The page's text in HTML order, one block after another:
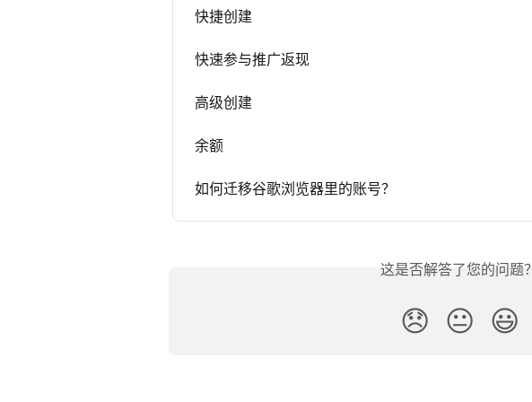
快捷创建
快速参与推广返现
高级创建
余额
如何迁移谷歌浏览器里的账号？
这是否解答了您的问题？
😞 😐 😃